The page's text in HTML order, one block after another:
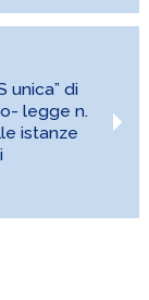
unica” di
legge n.
istanze